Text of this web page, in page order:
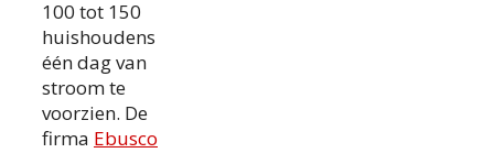
100 tot 150
huishoudens
één dag van
stroom te
voorzien. De
firma Ebusco